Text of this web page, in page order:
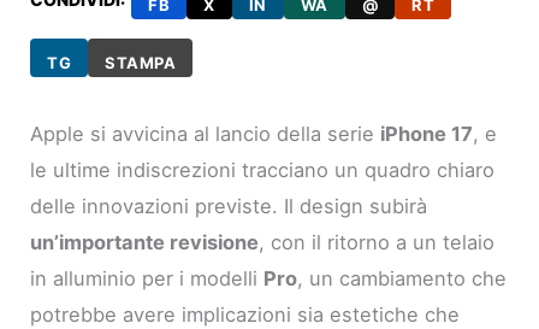
FB X IN WA @ RT
TG STAMPA
Apple si avvicina al lancio della serie iPhone 17, e
le ultime indiscrezioni tracciano un quadro chiaro
delle innovazioni previste. Il design subirà
un’importante revisione, con il ritorno a un telaio
in alluminio per i modelli Pro, un cambiamento che
potrebbe avere implicazioni sia estetiche che